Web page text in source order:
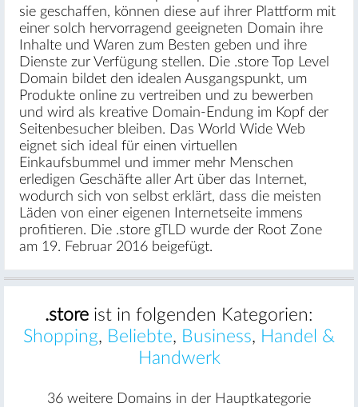
sie geschaffen, können diese auf ihrer Plattform mit
einer solch hervorragend geeigneten Domain ihre
Inhalte und Waren zum Besten geben und ihre
Dienste zur Verfügung stellen. Die .store Top Level
Domain bildet den idealen Ausgangspunkt, um
Produkte online zu vertreiben und zu bewerben
und wird als kreative Domain-Endung im Kopf der
Seitenbesucher bleiben. Das World Wide Web
eignet sich ideal für einen virtuellen
Einkaufsbummel und immer mehr Menschen
erledigen Geschäfte aller Art über das Internet,
wodurch sich von selbst erklärt, dass die meisten
Läden von einer eigenen Internetseite immens
profitieren. Die .store gTLD wurde der Root Zone
am 19. Februar 2016 beigefügt.
.store ist in folgenden Kategorien:
Shopping, Beliebte, Business, Handel &
Handwerk
36 weitere Domains in der Hauptkategorie